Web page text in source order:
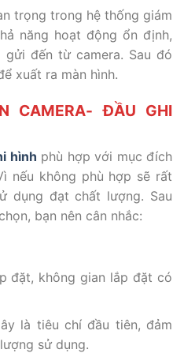
trọng trong hệ thống giám
năng hoạt động ổn định,
đến từ camera. Sau đó
xuất ra màn hình.
CAMERA- ĐẦU GHI
hình phù hợp với mục đích
nếu không phù hợp sẽ rất
dụng đạt chất lượng. Sau
bạn nên cân nhắc:
đặt, không gian lắp đặt có
là tiêu chí đầu tiên, đảm
sử dụng.